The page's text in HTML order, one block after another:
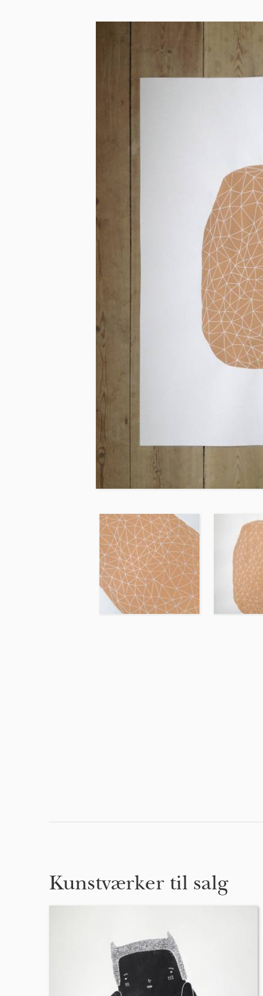
Kunstværker til salg